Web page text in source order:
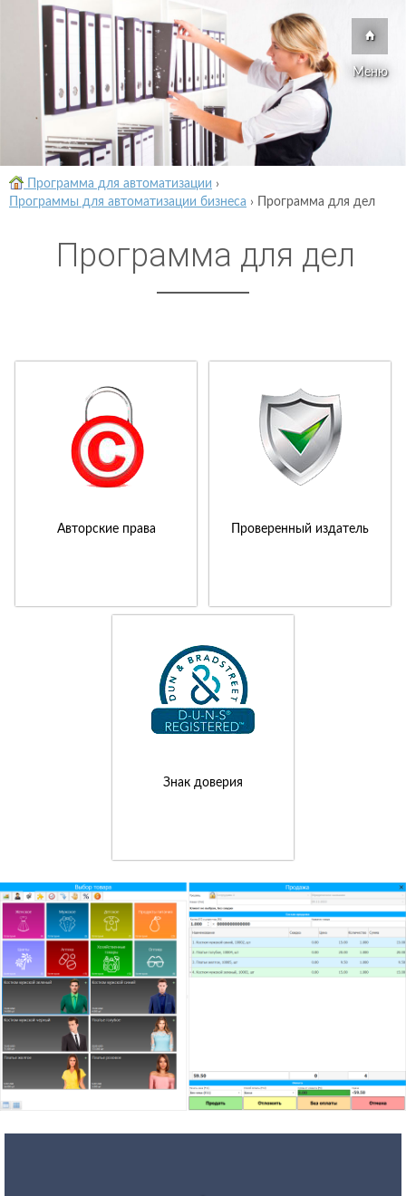
Меню
Программа для автоматизации ›
Программы для автоматизации бизнеса › Программа для дел
Программа для дел
Авторские права Проверенный издатель
Знак доверия